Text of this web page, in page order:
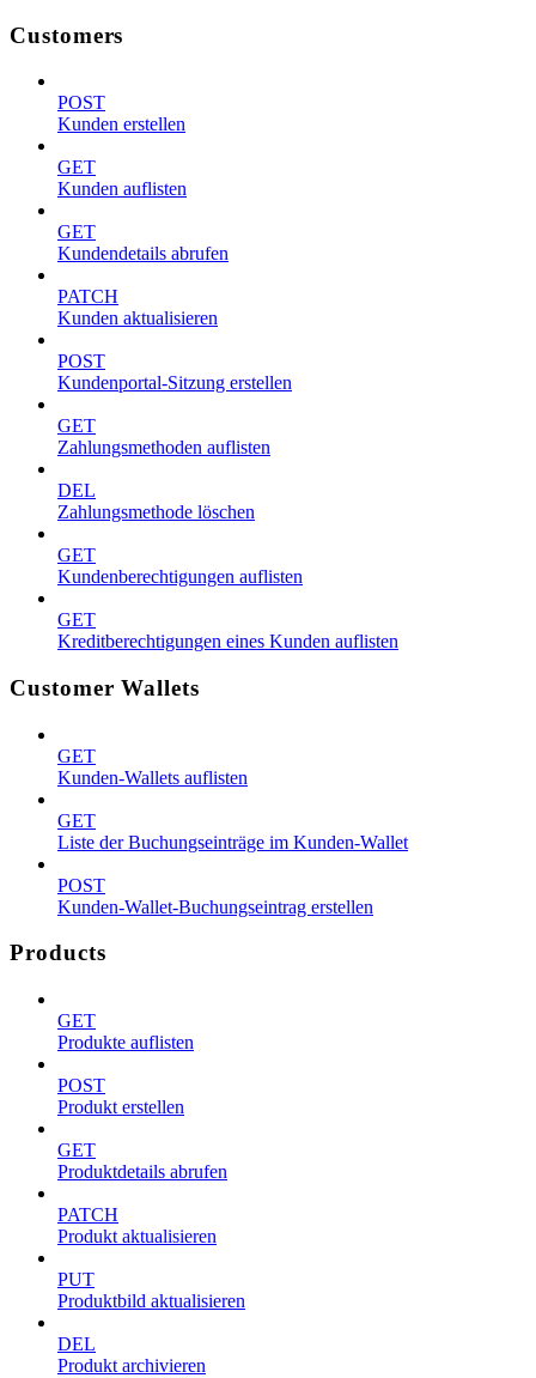
Customers
POST
Kunden erstellen
GET
Kunden auflisten
GET
Kundendetails abrufen
PATCH
Kunden aktualisieren
POST
Kundenportal-Sitzung erstellen
GET
Zahlungsmethoden auflisten
DEL
Zahlungsmethode löschen
GET
Kundenberechtigungen auflisten
GET
Kreditberechtigungen eines Kunden auflisten
Customer Wallets
GET
Kunden-Wallets auflisten
GET
Liste der Buchungseinträge im Kunden-Wallet
POST
Kunden-Wallet-Buchungseintrag erstellen
Products
GET
Produkte auflisten
POST
Produkt erstellen
GET
Produktdetails abrufen
PATCH
Produkt aktualisieren
PUT
Produktbild aktualisieren
DEL
Produkt archivieren